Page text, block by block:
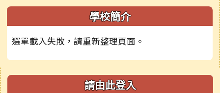
學校簡介
選單載入失敗，請重新整理頁面。
右邊區域內容 請由此登入